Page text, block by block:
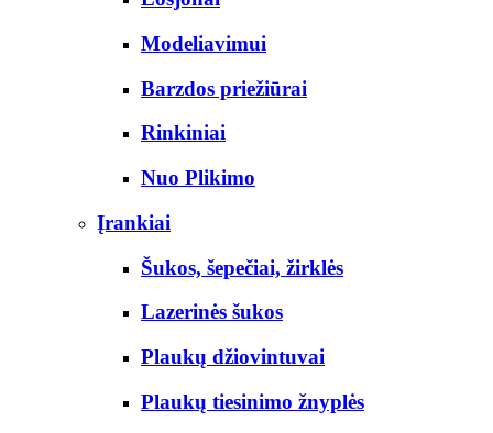
Modeliavimui
Barzdos priežiūrai
Rinkiniai
Nuo Plikimo
Įrankiai
Šukos, šepečiai, žirklės
Lazerinės šukos
Plaukų džiovintuvai
Plaukų tiesinimo žnyplės